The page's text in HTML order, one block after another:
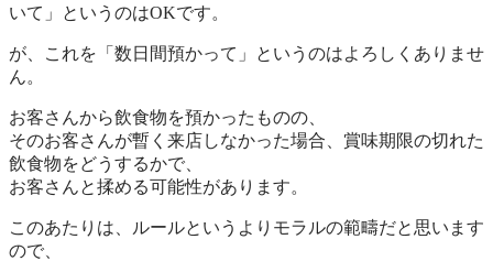
いて」というのはOKです。
が、これを「数日間預かって」というのはよろしくありませ
ん。
お客さんから飲食物を預かったものの、
そのお客さんが暫く来店しなかった場合、賞味期限の切れた
飲食物をどうするかで、
お客さんと揉める可能性があります。
このあたりは、 ルールというよりモラルの範疇だと思います
ので、